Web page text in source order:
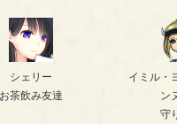
シェリー
お茶飲み友達
イミル・
ン
守